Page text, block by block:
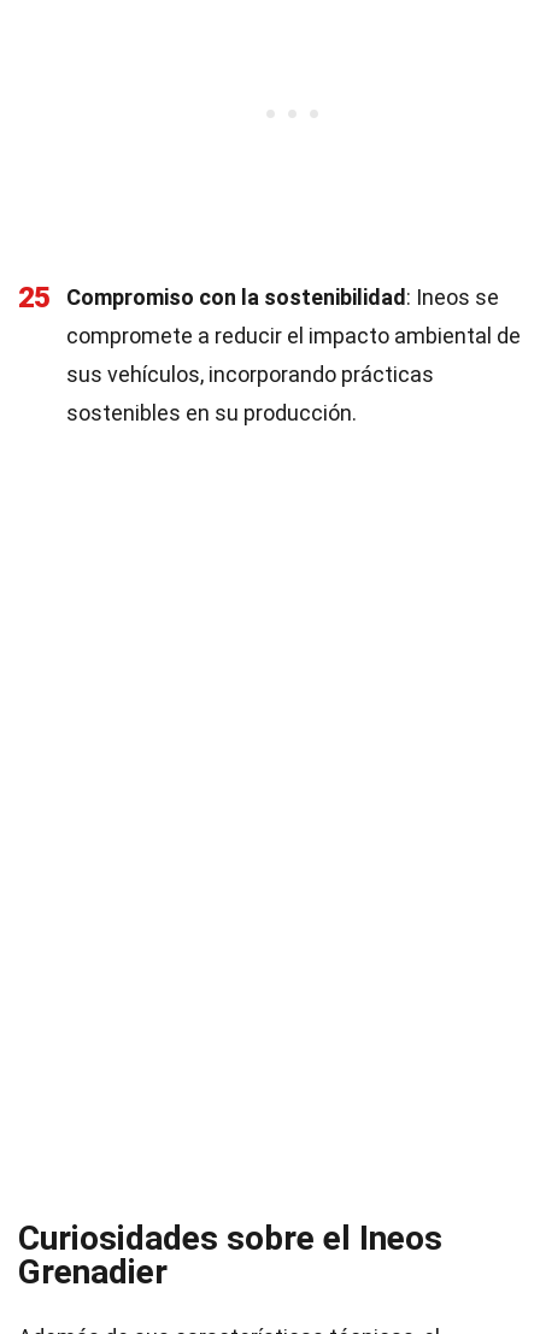
25 Compromiso con la sostenibilidad : Ineos se
compromete a reducir el impacto ambiental de
sus vehículos, incorporando prácticas
sostenibles en su producción.
Curiosidades sobre el Ineos
Grenadier